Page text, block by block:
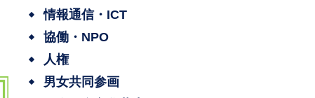
情報通信・ICT
協働・NPO
人権
男女共同参画